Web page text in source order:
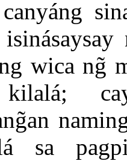
wica ng̃
kilalá;
sa